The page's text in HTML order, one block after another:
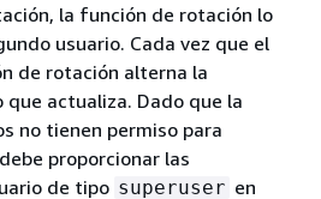
la función de rotación lo
usuario. Cada vez que el
de rotación alterna la
actualiza. Dado que la
no tienen permiso para
proporcionar las
de tipo superuser en